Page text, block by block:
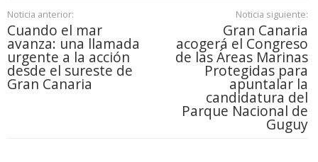
Noticia anterior:
Cuando el mar
avanza: una llamada
urgente a la acción
desde el sureste de
Gran Canaria
Noticia siguiente:
Gran Canaria
acogerá el Congreso
de las Áreas Marinas
Protegidas para
apuntalar la
candidatura del
Parque Nacional de
Guguy